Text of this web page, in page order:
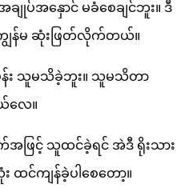
အနှောင် မခံစေချင်ဘူး။ ဒီ
ျွန်မ ဆုံးဖြတ်လိုက်တယ်။
း သူမသိခဲ့ဘူး။ သူမသိတာ
လေ။
ဖြင့် သူထင်ခဲ့ရင် အဲဒီ ရိုးသား
င်ကျန်ခဲ့ပါစေတော့။